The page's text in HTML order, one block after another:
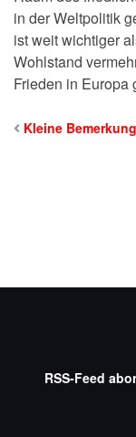
in der Weltpolitik
ist weit wichtiger
Wohlstand
Frieden in Europa
Kleine
RSS-Feed